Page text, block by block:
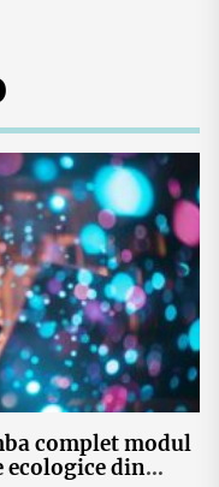
complet modul
ecologice din